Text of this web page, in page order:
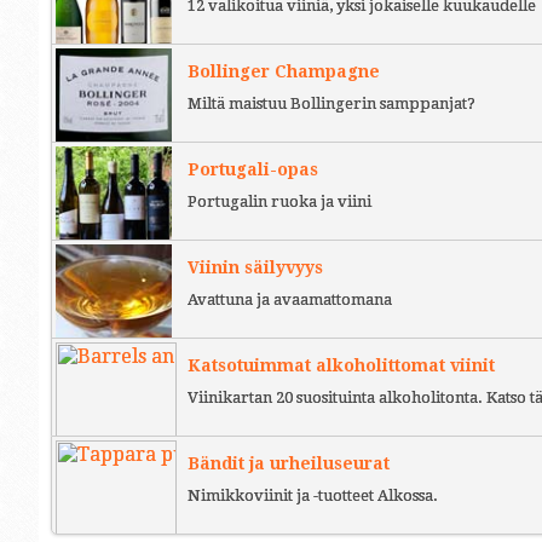
12 valikoitua viiniä, yksi jokaiselle kuukaudelle
Bollinger Champagne
Miltä maistuu Bollingerin samppanjat?
Portugali-opas
Portugalin ruoka ja viini
Viinin säilyvyys
Avattuna ja avaamattomana
Katsotuimmat alkoholittomat viinit
Viinikartan 20 suosituinta alkoholitonta. Katso
Bändit ja urheiluseurat
Nimikkoviinit ja -tuotteet Alkossa.